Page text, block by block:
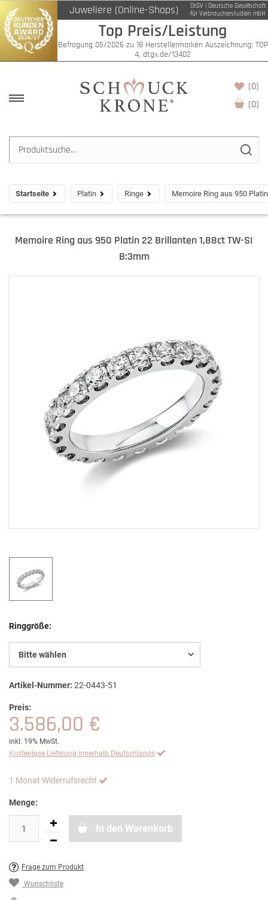
Juweliere (Online-Shops)
DtGV | Deutsche Gesellschaft
für Verbraucherstudien mbH
Top Preis/Leistung
Befragung 05/2026 zu 18 Herstellermarken Auszeichnung: TOP
4, dtgv.de/13402
(0)
(0)
Startseite Platin Ringe Memoire Ring aus 950
Memoire Ring aus 950 Platin 22 Brillanten 1,88ct TW-SI
B:3mm
Ringgröße:
Bitte wählen
Artikel-Nummer: 22-0443-51
Preis:
3.586,00 €
inkl. 19% MwSt.
Kostenlose Lieferung innerhalb Deutschlands
1 Monat Widerrufsrecht
Menge:
In den Warenkorb
Frage zum Produkt
Wunschliste